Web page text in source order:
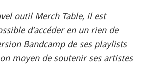
outil Merch Table, il est
d’accéder en un rien de
Bandcamp de ses playlists
moyen de soutenir ses artistes